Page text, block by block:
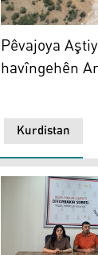
Pêvajoya
Kurdistan
Pêvajoya
havîngehên